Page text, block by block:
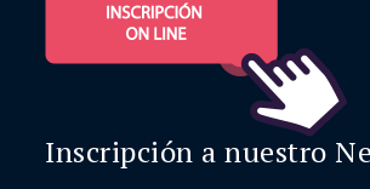
Inscripción a nuestro